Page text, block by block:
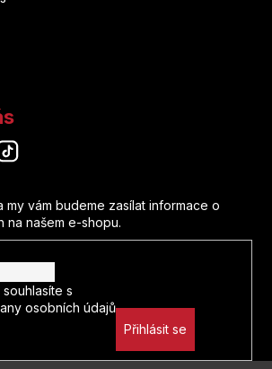
my vám budeme zasílat informace o
našem e-shopu.
s
osobních údajů
Přihlásit se